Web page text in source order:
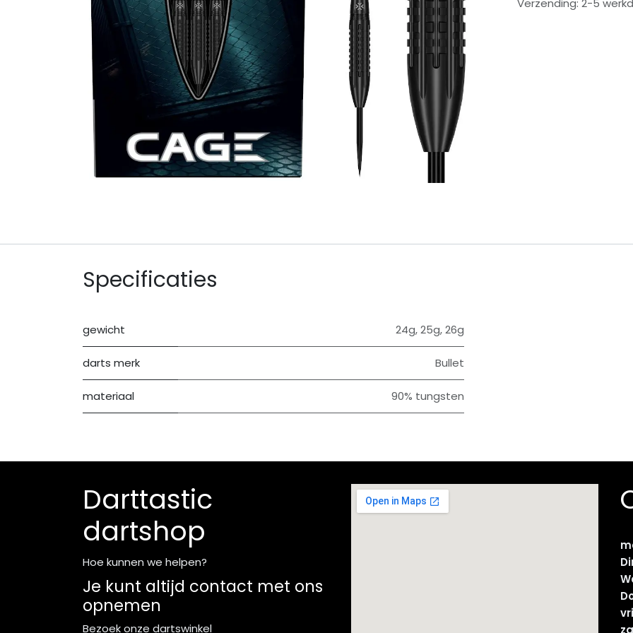
Verzending: 2-5
Specificaties
gewicht 24g,25g,26g
darts merk Bullet
materiaal 90% tungsten
Darttastic
dartshop
Hoe kunnen we helpen?
Je kunt altijd contact met ons
opnemen
Bezoek onze dartswinkel